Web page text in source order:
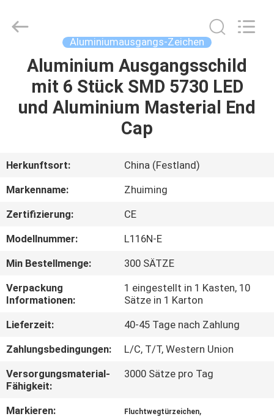
HAUS
PRODUKTE
UNS
AUSFLUG
QUALITÄTSKONTROLLE
TRETEN
SIE
MIT
UNS
IN
VERBINDUNG
Co.,Ltd.
Aluminiumausgangs-Zeichen
Aluminium Ausgangsschild
mit 6 Stück SMD 5730 LED
und Aluminium Masterial End
Cap
Herkunftsort:
China (Festland)
Markenname:
Zhuiming
Zertifizierung:
CE
Modellnummer:
L116N-E
Min Bestellmenge:
300 SÄTZE
Verpackung
Informationen:
1 eingestellt in 1 Kasten, 10
Sätze in 1 Karton
Lieferzeit:
40-45 Tage nach Zahlung
Zahlungsbedingungen:
L/C, T/T, Western Union
Versorgungsmaterial-
Fähigkeit:
3000 Sätze pro Tag
Markieren: Fluchtwegtürzeichen,